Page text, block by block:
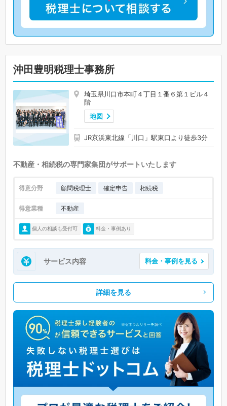
沖田豊明税理士事務所
埼玉県川口市本町４丁目１番６第１ビル４
階
地図
JR京浜東北線「川口」駅東口より徒歩3分
不動産・相続税の専門家集団がサポートいたします
得意分野 顧問税理士 確定申告 相続税
得意業種 不動産
個人の相談も受付可 料金・事例あり
サービス内容 料金・事例を見る
詳細を見る